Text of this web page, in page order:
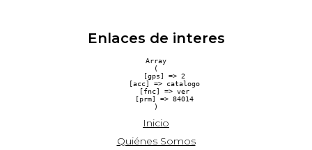
Enlaces de interes
Array
(
    [gps] => 2
    [acc] => catalogo
    [fnc] => ver
    [prm] => 84014
Inicio
Quiénes Somos